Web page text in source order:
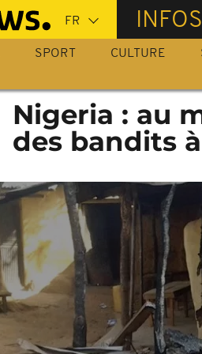
INFOS
SPORT CULTURE
Nigeria : au
des bandits